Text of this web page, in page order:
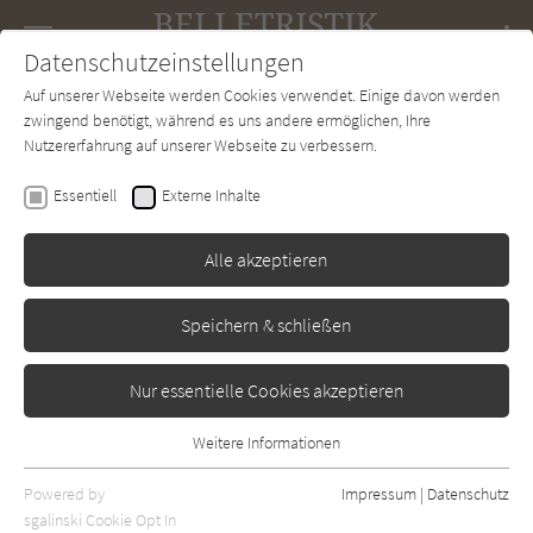
SUCHE Forum Charts Newsletter
Dino Buzzati
Die Tatarenwüste
Erschienen: Januar 1942
Datenschutzeinstellungen
Auf unserer Webseite werden Cookies verwendet. Einige davon werden
zwingend benötigt, während es uns andere ermöglichen, Ihre
Nutzererfahrung auf unserer Webseite zu verbessern.
Essentiell Externe Inhalte
Alle akzeptieren
Speichern & schließen
Nur essentielle Cookies akzeptieren
Essentielle Cookies werden für grundlegende Funktionen der
Webseite benötigt. Dadurch ist gewährleistet, dass die Webseite
Weitere Informationen
Powered by
sgalinski Cookie Opt In
Impressum | Datenschutz